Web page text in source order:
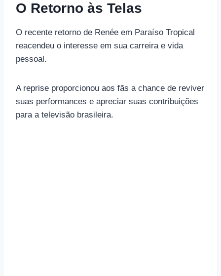
O Retorno às Telas
O recente retorno de Renée em Paraíso Tropical
reacendeu o interesse em sua carreira e vida
pessoal.
A reprise proporcionou aos fãs a chance de reviver
suas performances e apreciar suas contribuições
para a televisão brasileira.